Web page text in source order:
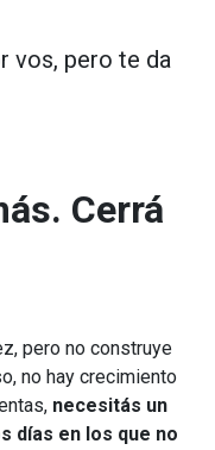
vos, pero te da
Cerrá
pero no construye
no hay crecimiento
necesitás un
días en los que no